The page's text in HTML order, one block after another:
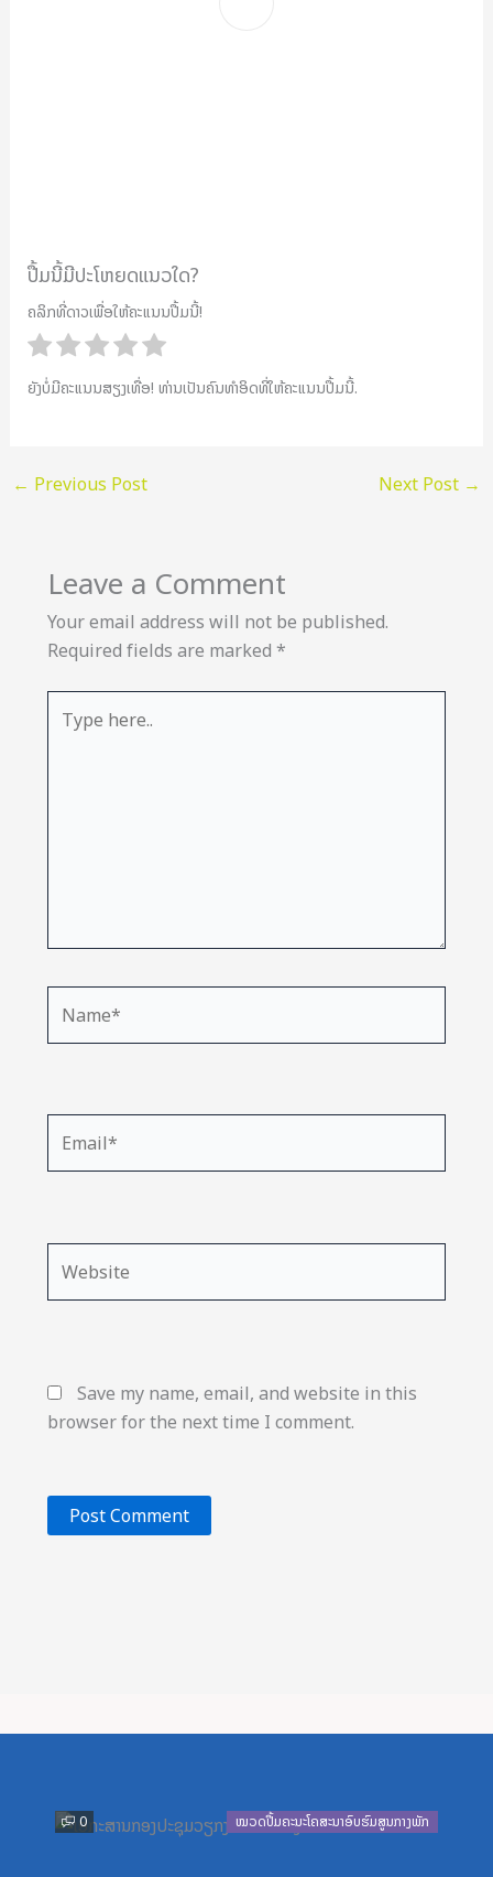
ປື້ມນີ້ມີປະໂຫຍດແນວໃດ?
ຄລິກທີ່ດາວເພື່ອໃຫ້ຄະແນນປື້ມນີ້!
ຍັງບໍ່ມີຄະແນນສຽງເທື່ອ! ທ່ານເປັນຄົນທຳອິດທີ່ໃຫ້ຄະແນນປື້ມນີ້.
← Previous Post Next Post →
Leave a Comment
Your email address will not be published.
Required fields are marked*
here..
Save my name, email, and website in this
browser for the next time I comment.
0 ໝວດປື້ມຄະນະໂຄສະນາອົບຮົມສູນກາງພັກ
Previous
Next